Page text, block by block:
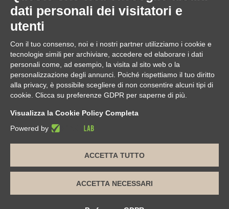
Download
Application Manager
Brochure
ASSISTENZA REMOTA
da utilizzare solo su richiesta di un operatore Edilclima
| Sede legale e operativa: Via Vivaldi, 7
Borgomanero (NO) | Sede operativa Torino: Via Colli, 24 Torino
(TO) | Tel. 0322 835816
P.IVA 00460470032 | REA di Novara n. 123377 | Cap. soc. €
dati personali dei visitatori e
utenti
Con il tuo consenso, noi e i nostri partner utilizziamo i cookie e
tecnologie simili per archiviare, accedere ed elaborare i dati
personali come, ad esempio, la visita al sito web o la
personalizzazione degli annunci. Poiché rispettiamo il tuo diritto
alla privacy, è possibile scegliere di non consentire alcuni tipi di
cookie. Clicca su preferenze GDPR per saperne di più.
Visualizza la Cookie Policy Completa
Powered by
ACCETTA TUTTO
ACCETTA NECESSARI